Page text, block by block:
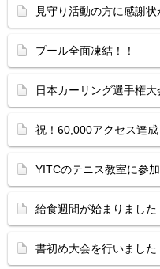
見守り活動の方に感謝
プール全面凍結！！
日本カーリング選手権
祝！60,000アクセス達成
YITCのテニス教室に参
給食週間が始まりました
書初め大会を行いました